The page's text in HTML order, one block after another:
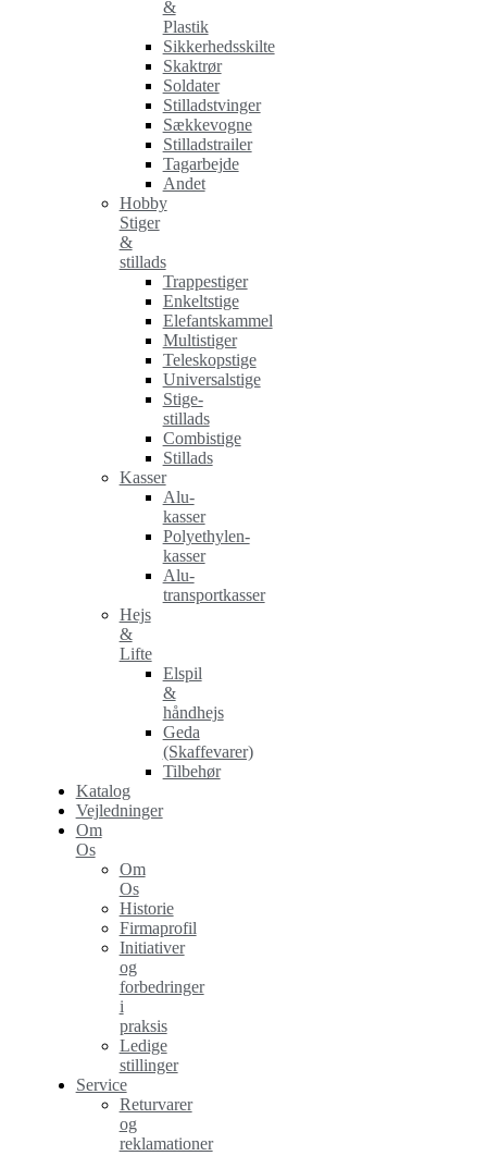
&
Plastik
Sikkerhedsskilte
Skaktrør
Soldater
Stilladstvinger
Sækkevogne
Stilladstrailer
Tagarbejde
Andet
Hobby
Stiger
&
stillads
Trappestiger
Enkeltstige
Elefantskammel
Multistiger
Teleskopstige
Universalstige
Stige-
stillads
Combistige
Stillads
Kasser
Alu-
kasser
Polyethylen-
kasser
Alu-
transportkasser
Hejs
&
Lifte
Elspil
&
håndhejs
Geda
(Skaffevarer)
Tilbehør
Katalog
Vejledninger
Om
Os
Om
Os
Historie
Firmaprofil
Initiativer
og
forbedringer
i
praksis
Ledige
stillinger
Service
Returvarer
og
reklamationer